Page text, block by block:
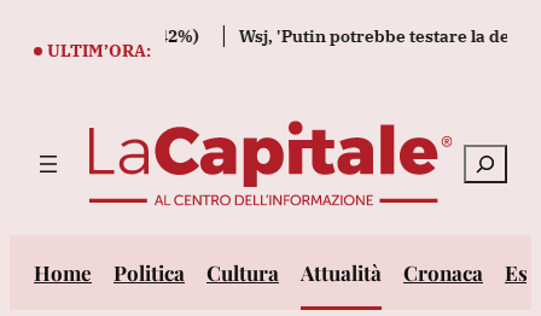
ULTIM’ORA:
Wsj, 'Putin potrebbe testare la
Cerca
Home Politica Cultura Attualità Cronaca